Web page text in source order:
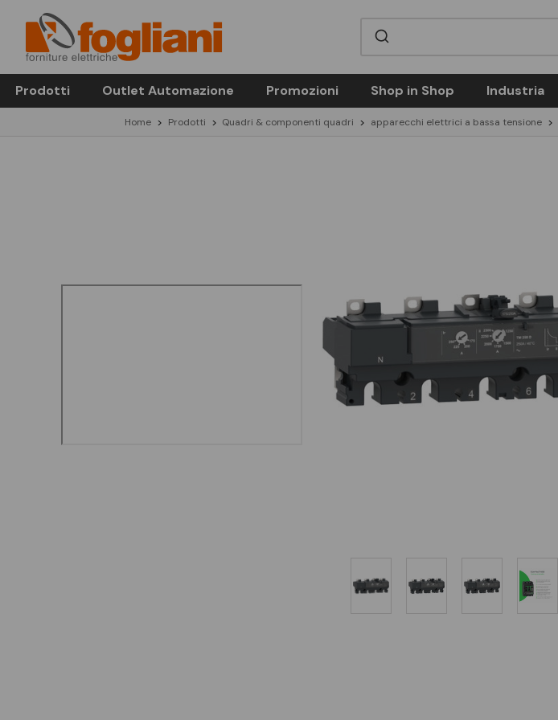
Prodotti Outlet Automazione Promozioni Shop in Shop Industria
Home Prodotti Quadri & componenti quadri apparecchi elettrici a bassa tensione